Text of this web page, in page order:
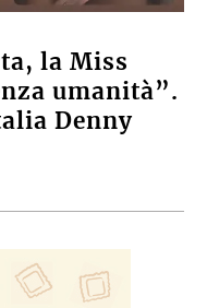
la Miss
umanità”.
Denny